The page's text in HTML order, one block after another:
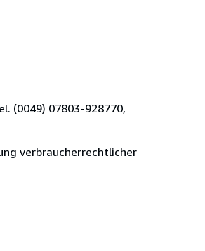
(0049) 07803-928770,
verbraucherrechtlicher